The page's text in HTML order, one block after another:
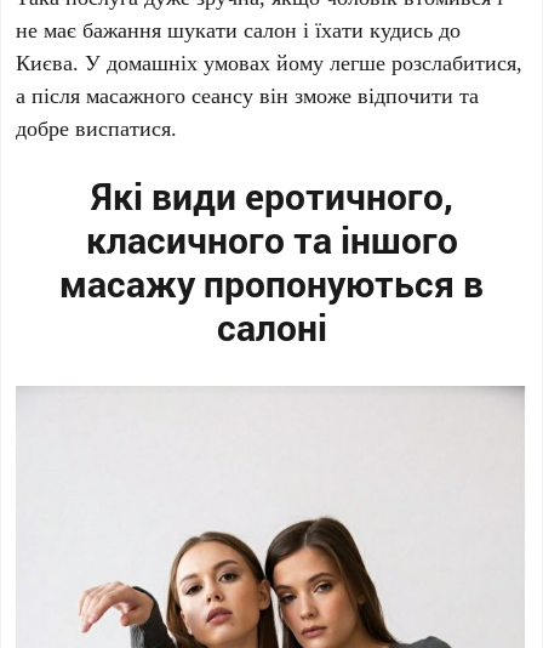
не має бажання шукати салон і їхати кудись до
Києва. У домашніх умовах йому легше розслабитися,
а після масажного сеансу він зможе відпочити та
добре виспатися.
Які види еротичного,
класичного та іншого
масажу пропонуються в
салоні